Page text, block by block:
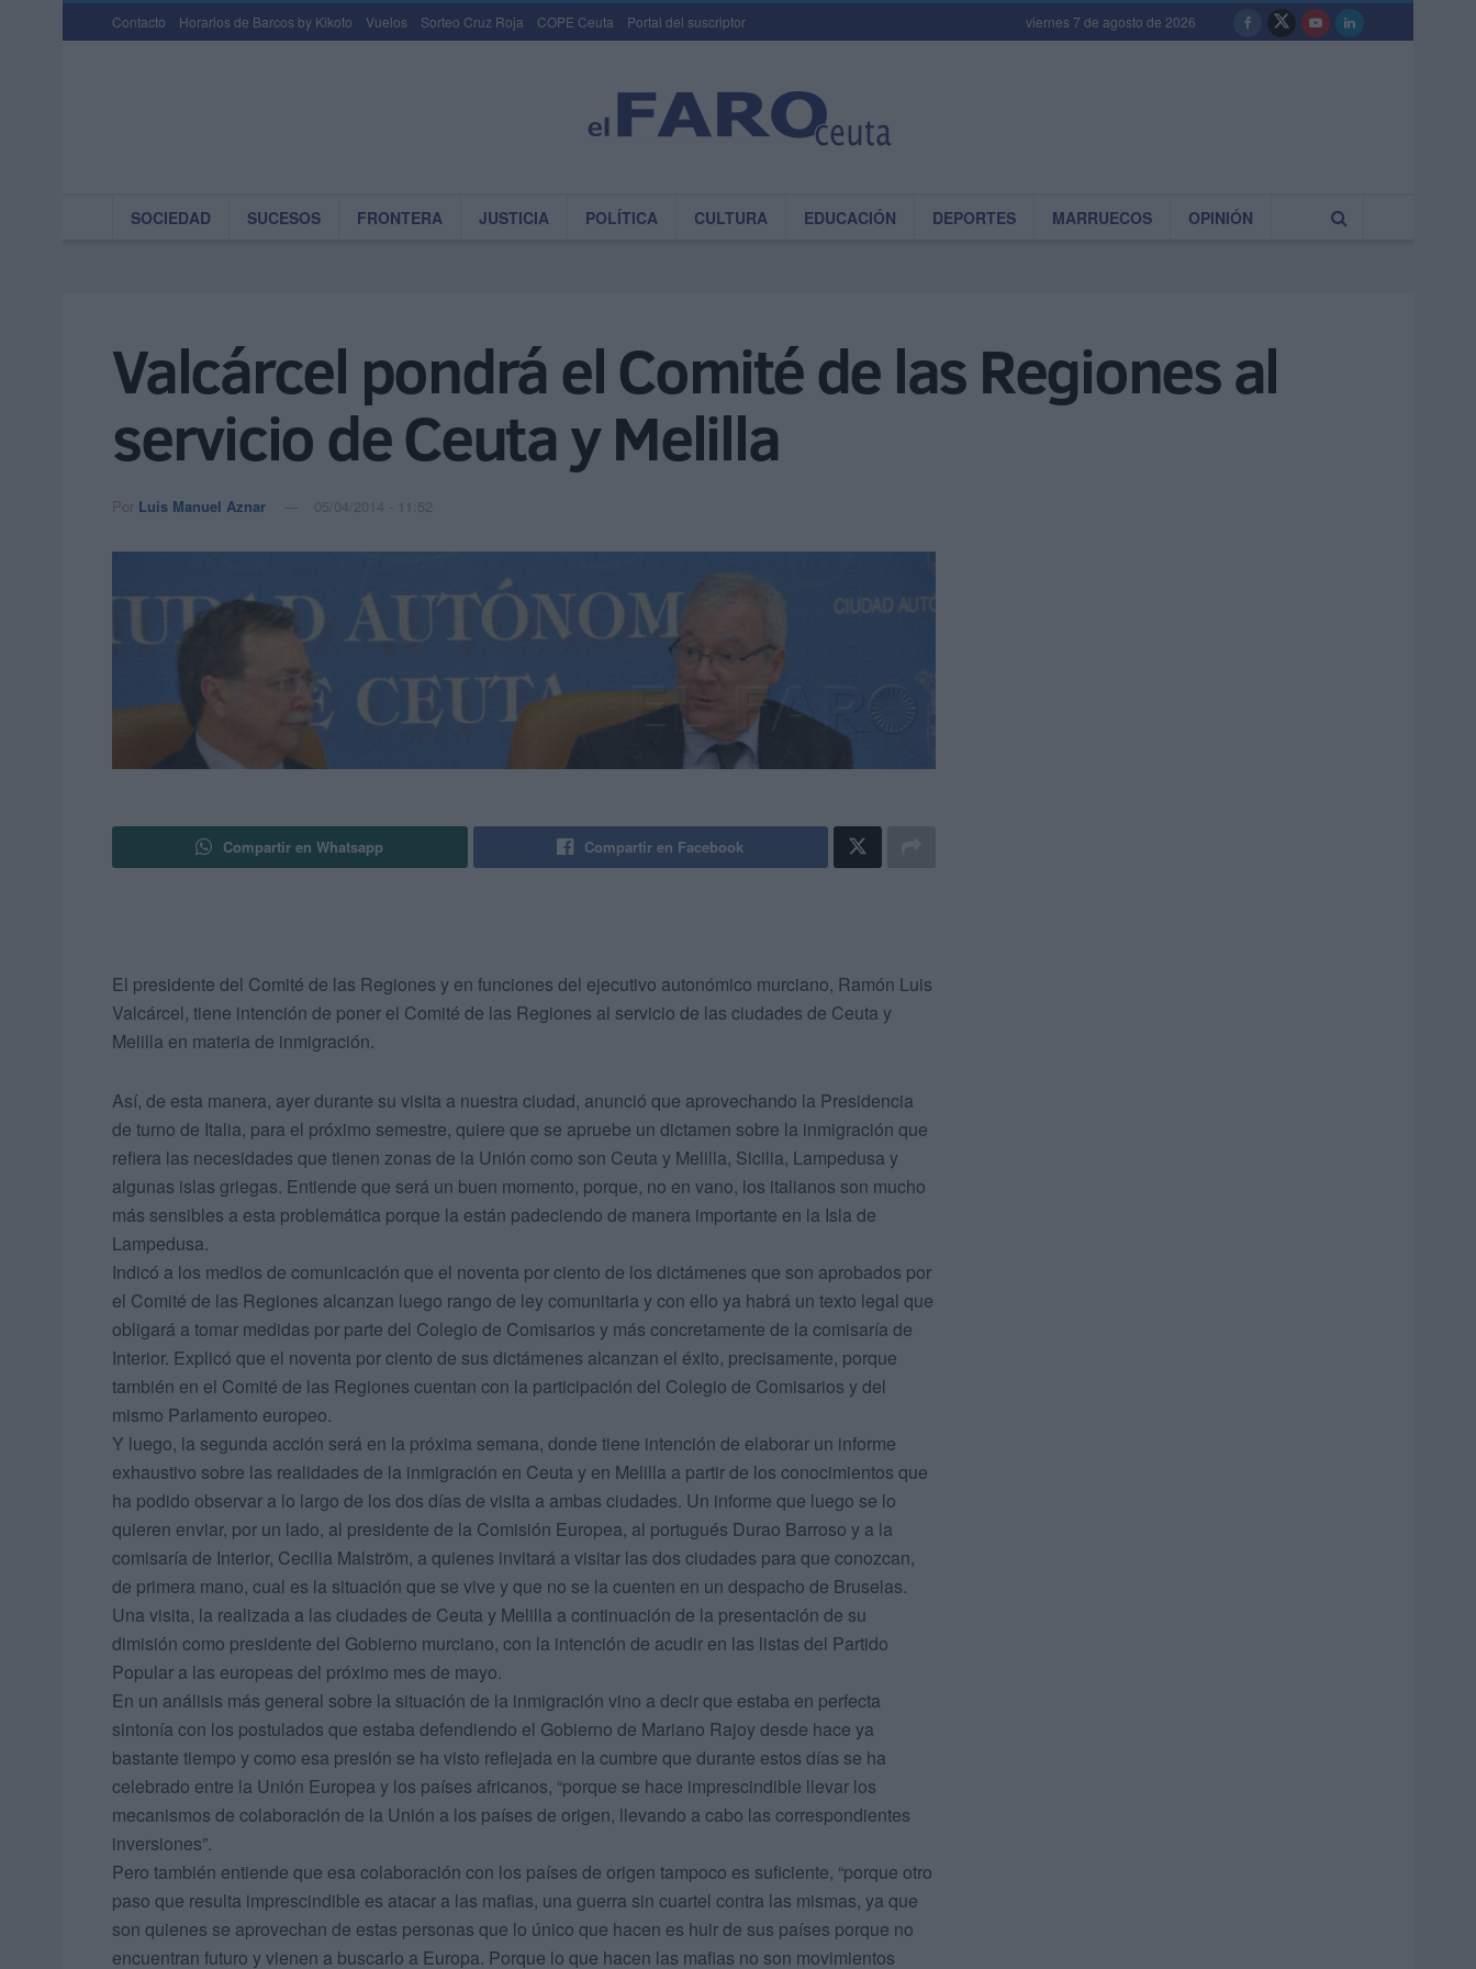
Contacto Horarios de Barcos by Kikoto Vuelos Sorteo Cruz Roja COPE Ceuta Portal del suscriptor viernes 7 de agosto de 2026
SOCIEDAD SUCESOS FRONTERA JUSTICIA POLÍTICA CULTURA EDUCACIÓN DEPORTES MARRUECOS OPINIÓN
Valcárcel pondrá el Comité de las Regiones al
servicio de Ceuta y Melilla
Por Luis Manuel Aznar 05/04/2014 - 11:52
Compartir en Whatsapp Compartir en Facebook
El presidente del Comité de las Regiones y en funciones del ejecutivo autonómico murciano, Ramón Luis
Valcárcel, tiene intención de poner el Comité de las Regiones al servicio de las ciudades de Ceuta y
Melilla en materia de inmigración.
Así, de esta manera, ayer durante su visita a nuestra ciudad, anunció que aprovechando la Presidencia
de turno de Italia, para el próximo semestre, quiere que se apruebe un dictamen sobre la inmigración que
refiera las necesidades que tienen zonas de la Unión como son Ceuta y Melilla, Sicilia, Lampedusa y
algunas islas griegas. Entiende que será un buen momento, porque, no en vano, los italianos son mucho
más sensibles a esta problemática porque la están padeciendo de manera importante en la Isla de
Lampedusa.
Indicó a los medios de comunicación que el noventa por ciento de los dictámenes que son aprobados por
el Comité de las Regiones alcanzan luego rango de ley comunitaria y con ello ya habrá un texto legal que
obligará a tomar medidas por parte del Colegio de Comisarios y más concretamente de la comisaría de
Interior. Explicó que el noventa por ciento de sus dictámenes alcanzan el éxito, precisamente, porque
también en el Comité de las Regiones cuentan con la participación del Colegio de Comisarios y del
mismo Parlamento europeo.
Y luego, la segunda acción será en la próxima semana, donde tiene intención de elaborar un informe
exhaustivo sobre las realidades de la inmigración en Ceuta y en Melilla a partir de los conocimientos que
ha podido observar a lo largo de los dos días de visita a ambas ciudades. Un informe que luego se lo
quieren enviar, por un lado, al presidente de la Comisión Europea, al portugués Durao Barroso y a la
comisaría de Interior, Cecilia Malström, a quienes invitará a visitar las dos ciudades para que conozcan,
de primera mano, cual es la situación que se vive y que no se la cuenten en un despacho de Bruselas.
Una visita, la realizada a las ciudades de Ceuta y Melilla a continuación de la presentación de su
dimisión como presidente del Gobierno murciano, con la intención de acudir en las listas del Partido
Popular a las europeas del próximo mes de mayo.
En un análisis más general sobre la situación de la inmigración vino a decir que estaba en perfecta
sintonía con los postulados que estaba defendiendo el Gobierno de Mariano Rajoy desde hace ya
bastante tiempo y como esa presión se ha visto reflejada en la cumbre que durante estos días se ha
celebrado entre la Unión Europea y los países africanos, “porque se hace imprescindible llevar los
mecanismos de colaboración de la Unión a los países de origen, llevando a cabo las correspondientes
inversiones”.
Pero también entiende que esa colaboración con los países de origen tampoco es suficiente, “porque otro
paso que resulta imprescindible es atacar a las mafias, una guerra sin cuartel contra las mismas, ya que
son quienes se aprovechan de estas personas que lo único que hacen es huir de sus países porque no
encuentran futuro y vienen a buscarlo a Europa. Porque lo que hacen las mafias no son movimientos